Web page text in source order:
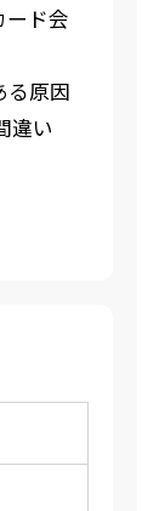
ード会
る原因
違い